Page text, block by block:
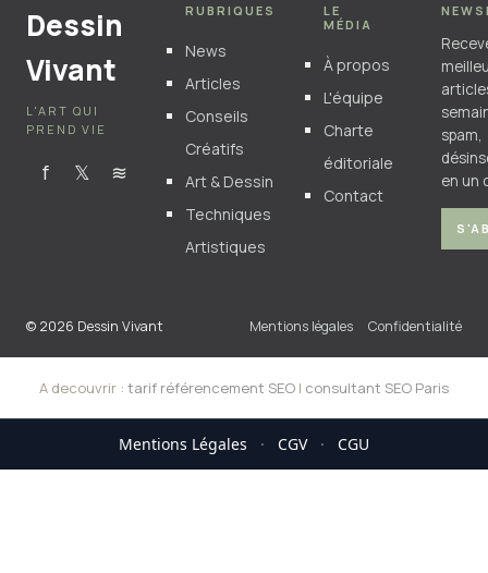
Dessin
Vivant
L'ART QUI
PREND VIE
f 𝕏 ≋
RUBRIQUES
News
Articles
Conseils
Créatifs
Art & Dessin
Techniques
Artistiques
LE
MÉDIA
À propos
L'équipe
Charte
éditoriale
Contact
spam,
en un
© 2026 Dessin Vivant Mentions légales Confidentialité
A decouvrir : tarif référencement SEO | consultant SEO Paris
Mentions Légales · CGV · CGU